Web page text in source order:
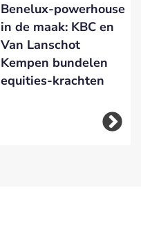
Benelux-powerhouse
in de maak: KBC en
Van Lanschot
Kempen bundelen
equities-krachten